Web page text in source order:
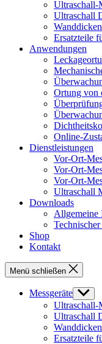
Ultraschall-
Ultraschall
Ersatzteile
Anwendungen
Ortung von
Online-
Dienstleistungen
Vor-Ort-
Vor-Ort-
Vor-Ort-
Ultraschall
Downloads
Allgemeine
Shop
Kontakt
Menü schließen
Messgeräte
Ultraschall-
Ultraschall
Ersatzteile